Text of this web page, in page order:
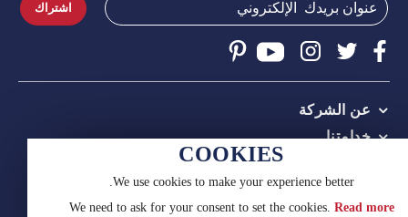
COOKIES
We use cookies to make your experience better.
We need to ask for your consent to set the cookies. Read more
اشتراك
عن الشركة
خدامتنا
النصائح والمساعدة
اتصل بنا